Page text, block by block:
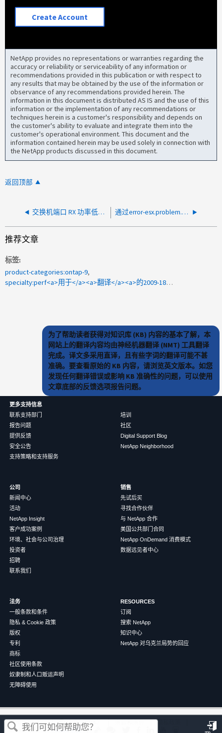
Create Account
NetApp provides no representations or warranties regarding the
accuracy or reliability or serviceability of any information or
recommendations provided in this publication or with respect to
any results that may be obtained by the use of the information or
observance of any recommendations provided herein. The
information in this document is distributed AS IS and the use of this
information or the implementation of any recommendations or
techniques herein is a customer's responsibility and depends on
the customer's ability to evaluate and integrate them into the
customer's operational environment. This document and the
information contained herein may be used solely in connection with
the NetApp products discussed in this document.
返回顶部
交换机端口 RX 功率低和无光 通过error-esx.problem.vmfs.extent.offline、LUN在ESXi主机上脱机
这篇文章对您有帮助吗？
推荐文章
标签
product-categories:ontap-9
specialty:perf<a>用于</a><a>翻译</a><a>的2009-188006 </a>
为了帮助读者获得对知识库 (KB) 内容的基本了解，本
网站上的翻译内容均由神经机器翻译 (NMT) 工具翻译
完成。译文多采用直译，且有些字词的翻译可能不甚
准确。要查看原始的 KB 内容，请浏览英文版本。如您
发现任何翻译错误或影响 KB 准确性的问题，可以使用
文章底部的反馈选项报告问题。
更多支持信息
联系支持部门
报告问题
提供反馈
安全公告
支持策略和支持服务
培训
社区
Digital Support Blog
NetApp Neighborhood
公司
新闻中心
活动
NetApp Insight
客户成功案例
环境、社会与公司治理
投资者
招聘
联系我们
销售
先试后买
寻找合作伙伴
与 NetApp 合作
美国公共部门合同
NetApp OnDemand 消费模式
数据远见者中心
法务
一般条款和条件
隐私 & Cookie 政策
版权
专利
商标
社区使用条款
奴隶制和人口贩运声明
无障碍使用
RESOURCES
订阅
搜索 NetApp
知识中心
NetApp 对乌克兰局势的回应
©2026NetApp 中文（简体） 条款和条件
隐私政策
Cookie 政策
Cookie 设置